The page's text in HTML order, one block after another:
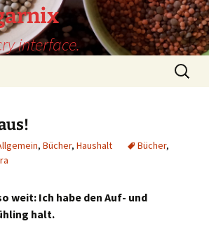
interface.
Suchen
nach:
, Bücher, Haushalt Bücher,
weit: Ich habe den Auf- und
halt.